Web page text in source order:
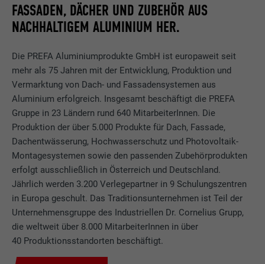
FASSADEN, DÄCHER UND ZUBEHÖR AUS
NACHHALTIGEM ALUMINIUM HER.
Die PREFA Aluminiumprodukte GmbH ist europaweit seit
mehr als 75 Jahren mit der Entwicklung, Produktion und
Vermarktung von Dach- und Fassadensystemen aus
Aluminium erfolgreich. Insgesamt beschäftigt die PREFA
Gruppe in 23 Ländern rund 640 MitarbeiterInnen. Die
Produktion der über 5.000 Produkte für Dach, Fassade,
Dachentwässerung, Hochwasserschutz und Photovoltaik-
Montagesystemen sowie den passenden Zubehörprodukten
erfolgt ausschließlich in Österreich und Deutschland.
Jährlich werden 3.200 Verlegepartner in 9 Schulungszentren
in Europa geschult. Das Traditionsunternehmen ist Teil der
Unternehmensgruppe des Industriellen Dr. Cornelius Grupp,
die weltweit über 8.000 MitarbeiterInnen in über
40 Produktionsstandorten beschäftigt.